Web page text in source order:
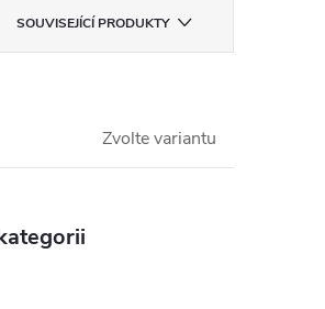
SOUVISEJÍCÍ PRODUKTY
Zvolte variantu